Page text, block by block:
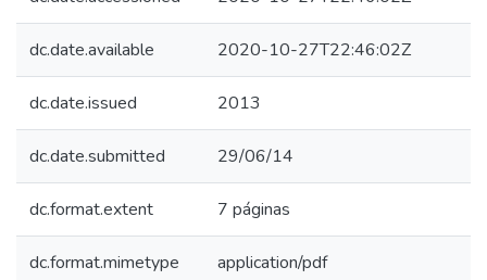
dc.date.available 2020-10-27T22:46:02Z
dc.date.issued 2013
dc.date.submitted 29/06/14
dc.format.extent 7 páginas
dc.format.mimetype application/pdf